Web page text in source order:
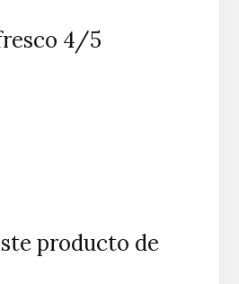
4/5
producto de